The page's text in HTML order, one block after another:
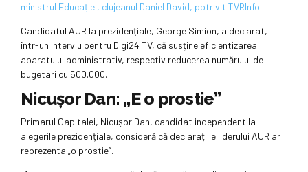
ministrul Educației, clujeanul Daniel David, potrivit TVRInfo.
Candidatul AUR la prezidențiale, George Simion, a declarat,
într-un interviu pentru Digi24 TV, că susține eficientizarea
aparatului administrativ, respectiv reducerea numărului de
bugetari cu 500.000.
Nicușor Dan: „E o prostie”
Primarul Capitalei, Nicușor Dan, candidat independent la
alegerile prezidențiale, consideră că declarațiile liderului AUR ar
reprezenta „o prostie”.